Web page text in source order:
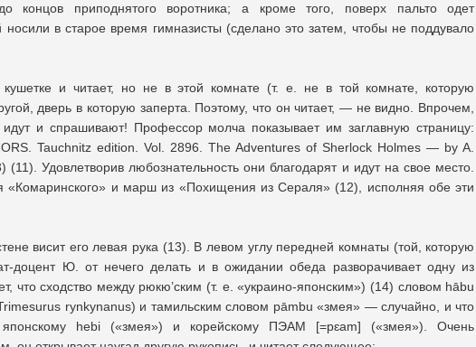
концов приподнятого воротника; а кроме того, поверх пальто одет
носили в старое время гимназисты (сделано это затем, чтобы не поддувало
и читает, но не в этой комнате (т. е. не в той комнате, которую
дверь в которую заперта. Поэтому, что он читает, — не видно. Впрочем,
и спрашивают! Профессор молча показывает им заглавную страницу:
Tauchnitz edition. Vol. 2896. The Adventures of Sherlock Holmes — by A.
Удовлетворив любознательность они благодарят и идут на свое место.
«Комаринского» и марш из «Похищения из Сераля» (12), исполняя обе эти
висит его левая рука (13). В левом углу передней комнаты (той, которую
доцент Ю. от нечего делать и в ожидании обеда разворачивает одну из
что сходство между рюкю’ским (т. е. «украино-японским») (14) словом hābu
rynkynanus) и тамильским словом pāmbu «змея» — случайно, и что
японскому hebi («змея») и корейскому ПЭАМ [=pɛam] («змея»). Очень